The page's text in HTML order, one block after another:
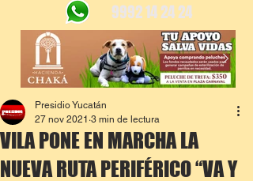
9992 14 24 24
VILA PONE EN MARCHA LA
NUEVA RUTA PERIFÉRICO “VA Y
Presidio Yucatán
27 nov 2021 3 min de lectura